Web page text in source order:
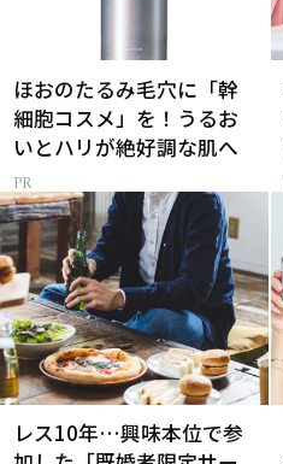
ほおのたるみ毛穴に「幹
細胞コスメ」を！うるお
いとハリが絶好調な肌へ
レス10年…興味本位で参